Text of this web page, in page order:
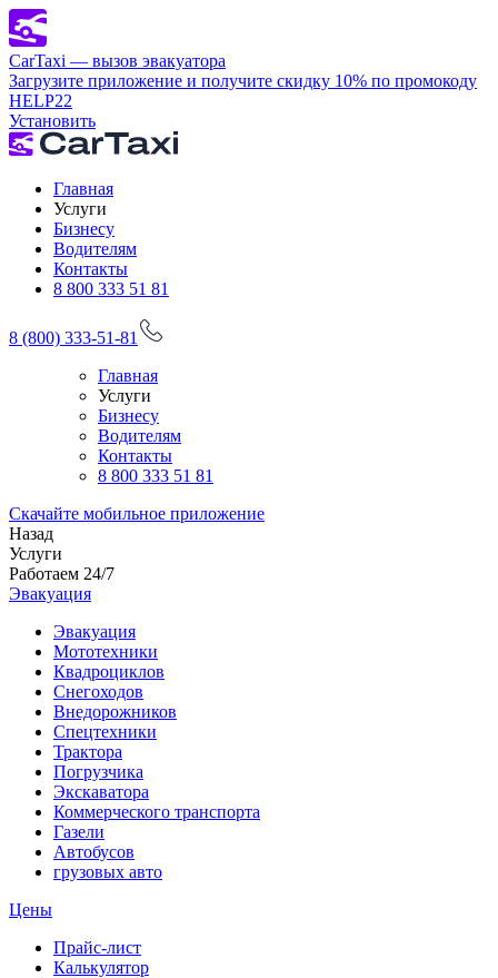
CarTaxi — вызов эвакуатора
Загрузите приложение и получите скидку 10% по промокоду
HELP22
Установить
Главная
Услуги
Бизнесу
Водителям
Контакты
8 800 333 51 81
8 (800) 333-51-81
Главная
Услуги
Бизнесу
Водителям
Контакты
8 800 333 51 81
Скачайте мобильное приложение
Назад
Услуги
Работаем 24/7
Эвакуация
Эвакуация
Мототехники
Квадроциклов
Снегоходов
Внедорожников
Спецтехники
Трактора
Погрузчика
Экскаватора
Коммерческого транспорта
Газели
Автобусов
грузовых авто
Цены
Прайс-лист
Калькулятор